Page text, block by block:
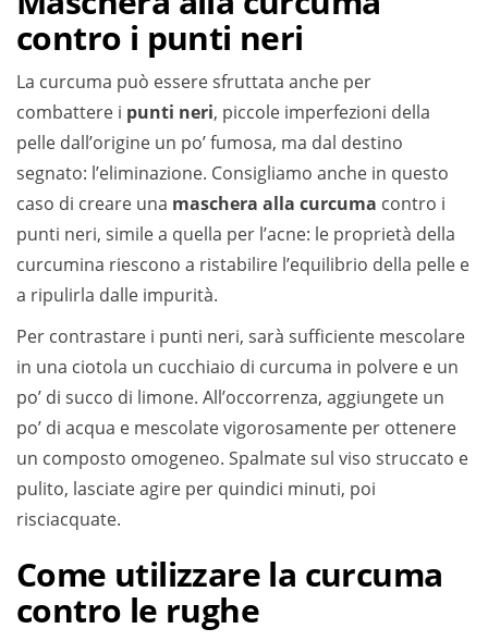
contro i punti neri
La curcuma può essere sfruttata anche per
combattere i punti neri, piccole imperfezioni della
pelle dall’origine un po’ fumosa, ma dal destino
segnato: l’eliminazione. Consigliamo anche in questo
caso di creare una maschera alla curcuma contro i
punti neri, simile a quella per l’acne: le proprietà della
curcumina riescono a ristabilire l’equilibrio della pelle e
a ripulirla dalle impurità.
Per contrastare i punti neri, sarà sufficiente mescolare
in una ciotola un cucchiaio di curcuma in polvere e un
po’ di succo di limone. All’occorrenza, aggiungete un
po’ di acqua e mescolate vigorosamente per ottenere
un composto omogeneo. Spalmate sul viso struccato e
pulito, lasciate agire per quindici minuti, poi
risciacquate.
Come utilizzare la curcuma
contro le rughe